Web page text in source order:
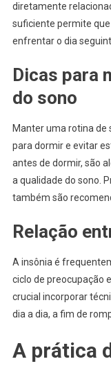
diretamente
suficiente permite
enfrentar o dia
Dicas para
do sono
Manter uma rotina de
para dormir e evitar
antes de dormir, são
a qualidade do sono.
também são
Relação
A insônia é
ciclo de preocupação
crucial incorporar
dia a dia, a fim de
A prática